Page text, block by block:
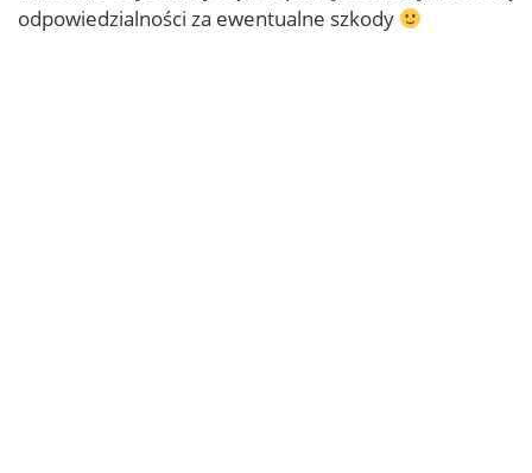
odpowiedzialności za ewentualne szkody